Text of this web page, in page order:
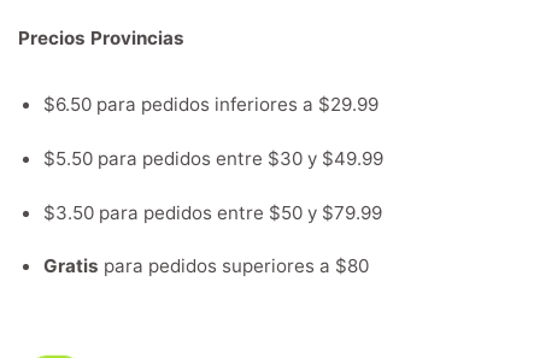
Precios Provincias
$6.50 para pedidos inferiores a $29.99
$5.50 para pedidos entre $30 y $49.99
$3.50 para pedidos entre $50 y $79.99
Gratis para pedidos superiores a $80